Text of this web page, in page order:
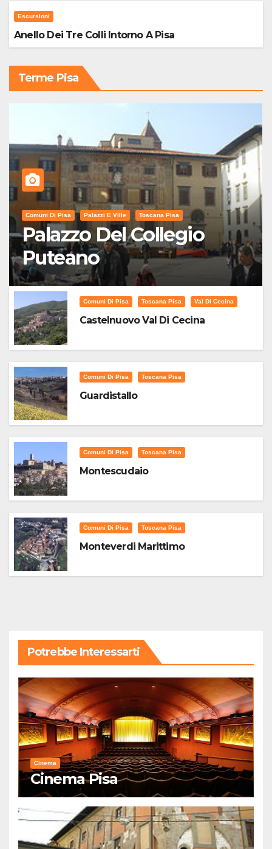
Escursioni
Anello Dei Tre Colli Intorno A Pisa
Terme Pisa
Comuni Di Pisa Palazzi E Ville Toscana Pisa
Palazzo Del Collegio
Puteano
Comuni Di Pisa Toscana Pisa Val Di Cecina
Castelnuovo Val Di Cecina
Comuni Di Pisa Toscana Pisa
Guardistallo
Comuni Di Pisa Toscana Pisa
Montescudaio
Comuni Di Pisa Toscana Pisa
Monteverdi Marittimo
Potrebbe Interessarti
Cinema
Cinema Pisa